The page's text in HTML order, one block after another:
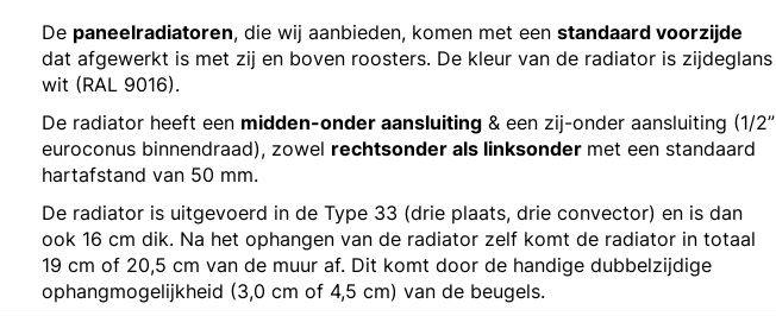
De paneelradiatoren, die wij aanbieden, komen met een standaard voorzijde
dat afgewerkt is met zij en boven roosters. De kleur van de radiator is zijdeglans
wit (RAL 9016).
De radiator heeft een midden-onder aansluiting & een zij-onder aansluiting (1/2”
euroconus binnendraad), zowel rechtsonder als linksonder met een standaard
hartafstand van 50 mm.
De radiator is uitgevoerd in de Type 33 (drie plaats, drie convector) en is dan
ook 16 cm dik. Na het ophangen van de radiator zelf komt de radiator in totaal
19 cm of 20,5 cm van de muur af. Dit komt door de handige dubbelzijdige
ophangmogelijkheid (3,0 cm of 4,5 cm) van de beugels.